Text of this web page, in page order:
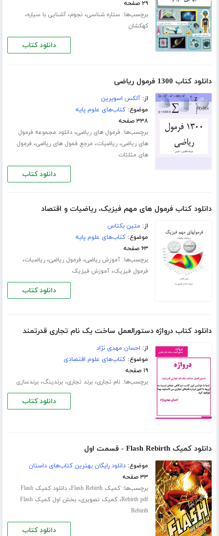
۲۹ صفحه
برچسب‌ها: ستاره شناسی،نجوم،آشنایی با سیاره،
کهکشان
دانلود کتاب
دانلود کتاب 1300 فرمول ریاضی
از:آلکس اسویرین
موضوع:کتاب‌های علوم پایه
۳۳۸ صفحه
برچسب‌ها: فرمول های ریاضی،دانلود مجموعه فرمول
های ریاضی،ریاضیات، مرجع فمول های ریاضی، فرمول
های مثلثات
دانلود کتاب
دانلود کتاب فرمول های مهم فیزیک، ریاضیات و اقتصاد
از: متین بکتاس
موضوع:کتاب‌های علوم پایه
۶۳ صفحه
برچسب‌ها:آموزش ریاضی، فرمول ریاضی،ریاضیات،
فرمول فیزیک،آموزش فیزیک
دانلود کتاب
دانلود کتاب درواژه دستورالعمل ساخت یک نام تجاری قدرتمند
از: احسان مهدی نژاد
موضوع:کتاب‌های علوم اقتصادی
۱۹ صفحه
برچسب‌ها:نام تجاری،برند تجاری،برندینگ،برندسازی
دانلود کتاب
دانلود کمیک Flash Rebirth - قسمت اول
موضوع:دانلود رایگان بهترین کتاب‌های داستان
۳۳ صفحه
برچسب‌ها:کمیک Flash Rebirth ،
دانلود کمیک Flash
Rebirth pdf،کمیک تصویری،
بخش اول کمیک Flash
Rebirth
دانلود کتاب